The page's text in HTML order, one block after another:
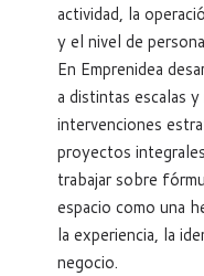
actividad, la
y el nivel de
En Emprenidea
a distintas escalas
intervenciones
proyectos
trabajar sobre
espacio como una
la experiencia, la
negocio.